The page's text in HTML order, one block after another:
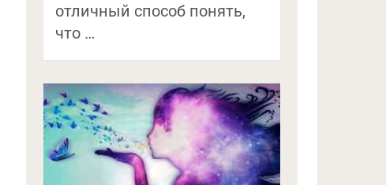
отличный способ понять,
что …